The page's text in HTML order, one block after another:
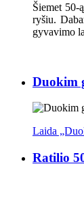
Šiemet 50-
ryšiu.
gyvavimo
Duokim
Laida
Ratilio